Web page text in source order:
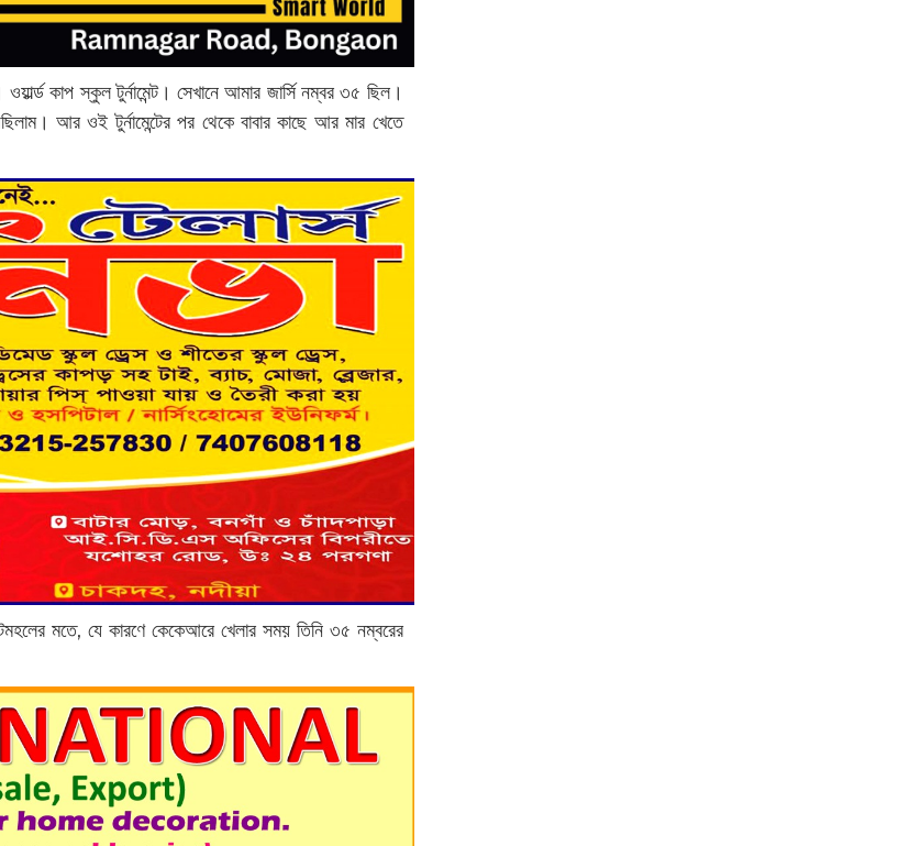
কাপ স্কুল টুর্নামেন্ট। সেখানে আমার জার্সি নম্বর ৩৫ ছিল।
আর ওই টুর্নামেন্টের পর থেকে বাবার কাছে আর মার খেতে
মতে, যে কারণে কেকেআরে খেলার সময় তিনি ৩৫ নম্বরের